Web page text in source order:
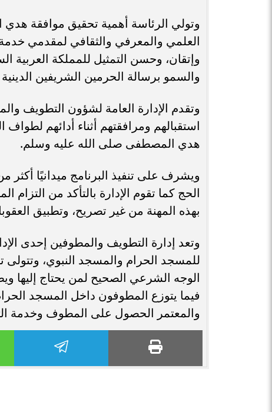
وتولي الرئاسة أهمية تحقيق موافقة
العلمي والمعرفي والثقافي لمقدمي
وإتقان، وحسن التمثيل للمملكة العربية
والسمو برسالة الحرمين الشريفين الدينية
وتقدم الإدارة العامة لشؤون التطويف
استقبالهم ومرافقتهم أثناء أدائهم
هدي المصطفى صلى الله عليه وسلم.
الحج كما تقوم الإدارة بالتأكد من
بهذه المهنة من غير تصريح، وتطبيق
وتعد إدارة التطويف والمطوفين إحدى
للمسجد الحرام والمسجد النبوي، وتتولى
الوجه الشرعي الصحيح لمن يحتاج إليها
فيما يتوزع المطوفون داخل المسجد
والمعتمر الحصول على المطوف وخدمة